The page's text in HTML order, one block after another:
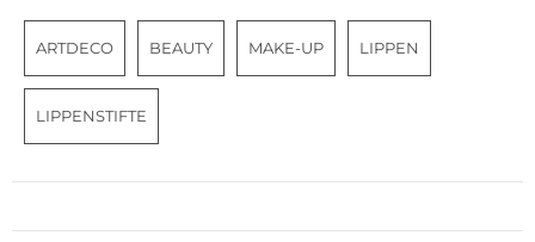
ARTDECO BEAUTY MAKE-UP LIPPEN
LIPPENSTIFTE